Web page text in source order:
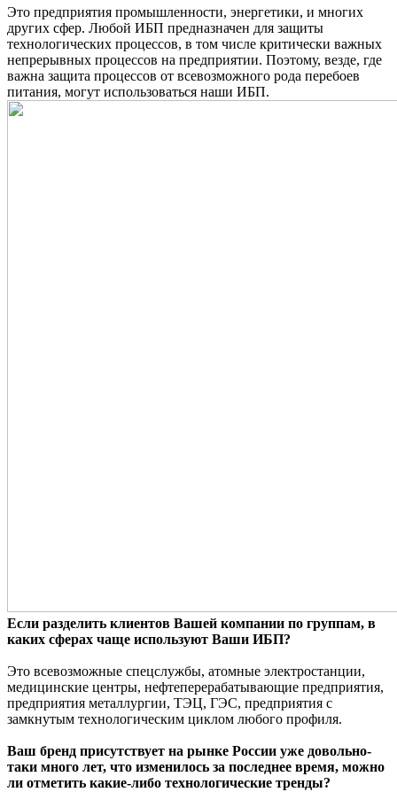
Это предприятия промышленности, энергетики, и многих
других сфер. Любой ИБП предназначен для защиты
технологических процессов, в том числе критически важных
непрерывных процессов на предприятии. Поэтому, везде, где
важна защита процессов от всевозможного рода перебоев
питания, могут использоваться наши ИБП.
Если разделить клиентов Вашей компании по группам, в
каких сферах чаще используют Ваши ИБП?
Это всевозможные спецслужбы, атомные электростанции,
медицинские центры, нефтеперерабатывающие предприятия,
предприятия металлургии, ТЭЦ, ГЭС, предприятия с
замкнутым технологическим циклом любого профиля.
Ваш бренд присутствует на рынке России уже довольно-
таки много лет, что изменилось за последнее время, можно
ли отметить какие-либо технологические тренды?